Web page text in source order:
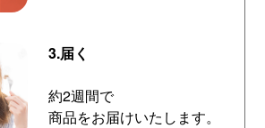
3.届く
約2週間で
商品をお届けいたします。